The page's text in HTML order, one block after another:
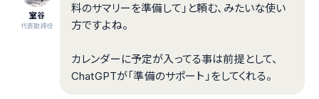
室谷
代表取締役
料のサマリーを準備して」と頼む、みたいな使い
方ですよね。
カレンダーに予定が入ってる事は前提として、
ChatGPTが「準備のサポート」をしてくれる。